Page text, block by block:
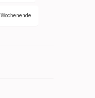
Wochenende